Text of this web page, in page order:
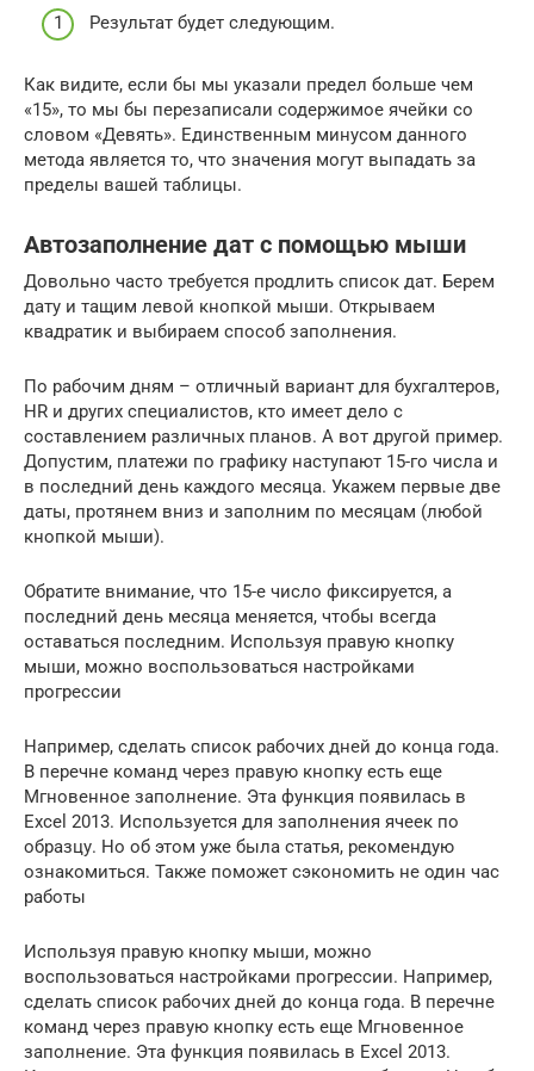
Результат будет следующим.
Как видите, если бы мы указали предел больше чем
«15», то мы бы перезаписали содержимое ячейки со
словом «Девять». Единственным минусом данного
метода является то, что значения могут выпадать за
пределы вашей таблицы.
Автозаполнение дат с помощью мыши
Довольно часто требуется продлить список дат. Берем
дату и тащим левой кнопкой мыши. Открываем
квадратик и выбираем способ заполнения.
По рабочим дням – отличный вариант для бухгалтеров,
HR и других специалистов, кто имеет дело с
составлением различных планов. А вот другой пример.
Допустим, платежи по графику наступают 15-го числа и
в последний день каждого месяца. Укажем первые две
даты, протянем вниз и заполним по месяцам (любой
кнопкой мыши).
Обратите внимание, что 15-е число фиксируется, а
последний день месяца меняется, чтобы всегда
оставаться последним. Используя правую кнопку
мыши, можно воспользоваться настройками
прогрессии
Например, сделать список рабочих дней до конца года.
В перечне команд через правую кнопку есть еще
Мгновенное заполнение. Эта функция появилась в
Excel 2013. Используется для заполнения ячеек по
образцу. Но об этом уже была статья, рекомендую
ознакомиться. Также поможет сэкономить не один час
работы
Используя правую кнопку мыши, можно
воспользоваться настройками прогрессии. Например,
сделать список рабочих дней до конца года. В перечне
команд через правую кнопку есть еще Мгновенное
заполнение. Эта функция появилась в Excel 2013.